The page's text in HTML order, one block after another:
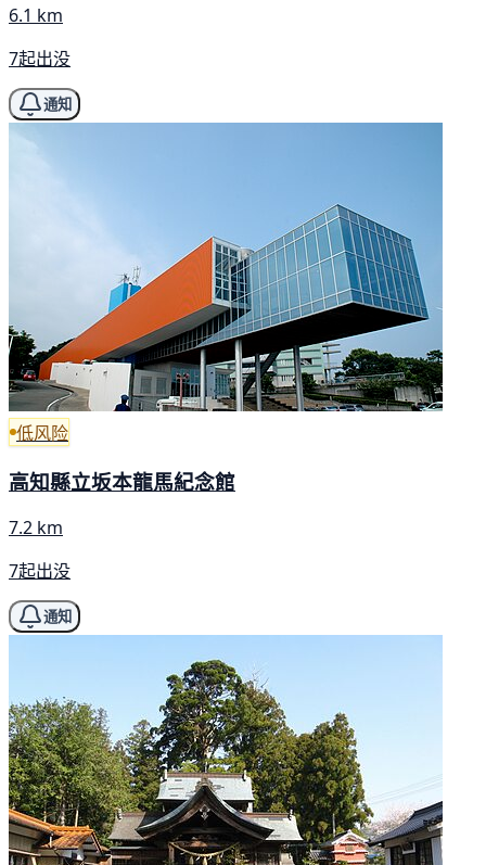
6.1 km
7起出没
通知
低风险
高知縣立坂本龍馬紀念館
7.2 km
7起出没
通知